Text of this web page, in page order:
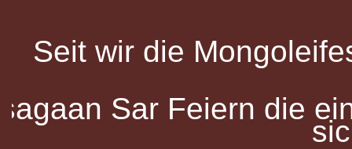
Seit wir die
Sar Feiern die